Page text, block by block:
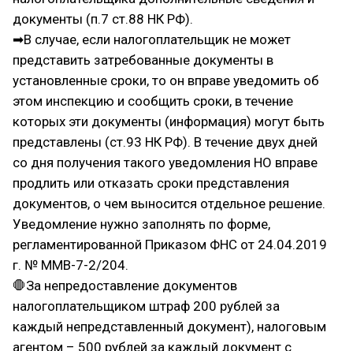
документы (п.7 ст.88 НК РФ).
➡В случае, если налогоплательщик не может
представить затребованные документы в
установленные сроки, то он вправе уведомить об
этом инспекцию и сообщить сроки, в течение
которых эти документы (информация) могут быть
представлены (ст.93 НК РФ). В течение двух дней
со дня получения такого уведомления НО вправе
продлить или отказать сроки представления
документов, о чем выносится отдельное решение.
Уведомление нужно заполнять по форме,
регламентированной Приказом ФНС от 24.04.2019
г. № ММВ-7-2/204.
🛑За непредоставление документов
налогоплательщиком штраф 200 рублей за
каждый непредставленный документ), налоговым
агентом – 500 рублей за каждый документ с